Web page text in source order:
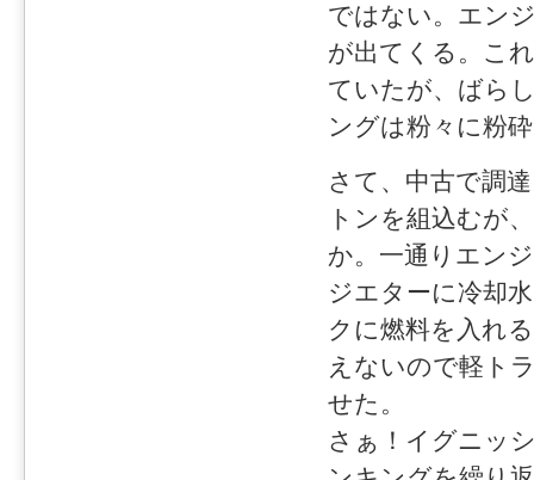
ではない。エン
が出てくる。こ
ていたが、ばら
ングは粉々に粉
さて、中古で調
トンを組込むが
か。一通りエン
ジエターに冷却
クに燃料を入れ
えないので軽ト
せた。
さぁ！イグニッ